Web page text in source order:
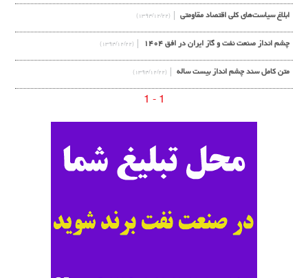
ابلاغ سياست‌های کلی اقتصاد مقاومتی (۱۳۹۴/۱۲/۲۲)
چشم انداز صنعت نفت و گاز ايران در افق ۱۴۰۴ (۱۳۹۴/۱۲/۲۲)
متن کامل سند چشم انداز بيست ساله (۱۳۹۴/۱۲/۲۲)
1 - 1